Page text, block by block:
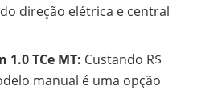
direção elétrica e central
TCe MT: Custando R$
manual é uma opção